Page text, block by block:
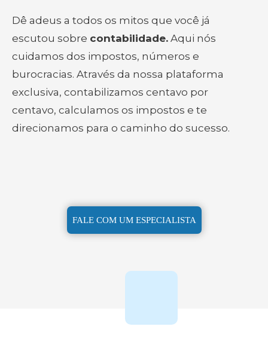
Dê adeus a todos os mitos que você já
escutou sobre contabilidade. Aqui nós
cuidamos dos impostos, números e
burocracias. Através da nossa plataforma
exclusiva, contabilizamos centavo por
centavo, calculamos os impostos e te
direcionamos para o caminho do sucesso.
FALE COM UM ESPECIALISTA